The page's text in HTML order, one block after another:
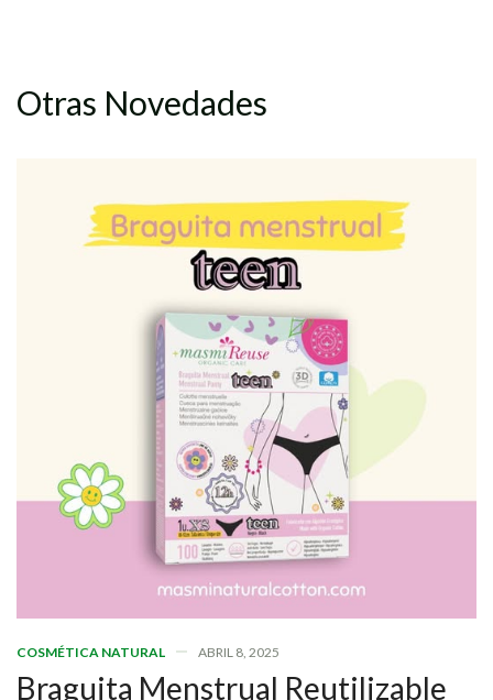
Otras Novedades
COSMÉTICA NATURAL ABRIL 8, 2025
Braguita Menstrual Reutilizable